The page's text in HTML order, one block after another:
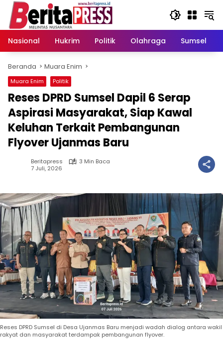
Langsung
konten
Nasional
Hukrim Politik Olahraga Sumsel
Beranda Muara Enim
Muara Enim Politik
Reses DPRD Sumsel Dapil 6 Serap
Aspirasi Masyarakat, Siap Kawal
Keluhan Terkait Pembangunan
Flyover Ujanmas Baru
Beritapress
3 Min Baca
7 Juli, 2026
Reses DPRD Sumsel di Desa Ujanmas Baru menjadi wadah dialog antara wakil
rakyat dan masyarakat terdampak pembangunan flyover.